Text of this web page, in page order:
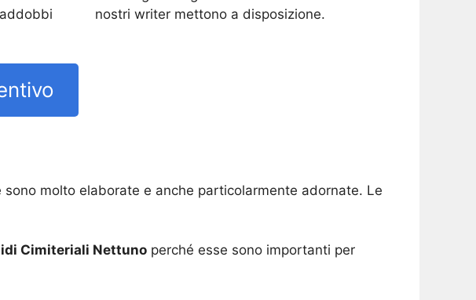
nostri writer mettono a disposizione.
molto elaborate e anche particolarmente adornate. Le
Cimiteriali Nettuno perché esse sono importanti per